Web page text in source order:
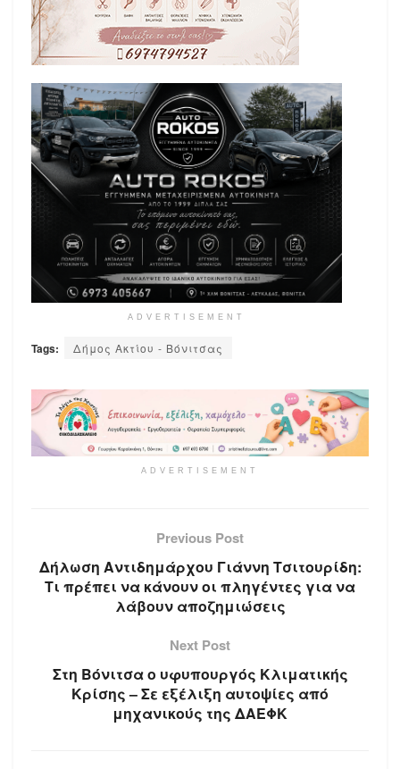
ADVERTISEMENT
Tags: Δήμος Ακτίου - Βόνιτσας
ADVERTISEMENT
Previous Post
Δήλωση Αντιδημάρχου Γιάννη Τσιτουρίδη:
Τι πρέπει να κάνουν οι πληγέντες για να
λάβουν αποζημιώσεις
Next Post
Στη Βόνιτσα ο υφυπουργός Κλιματικής
Κρίσης – Σε εξέλιξη αυτοψίες από
μηχανικούς της ΔΑΕΦΚ